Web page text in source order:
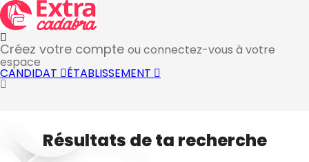
Créez votre compte ou connectez-vous à votre
espace
CANDIDAT ÉTABLISSEMENT
Résultats de ta recherche